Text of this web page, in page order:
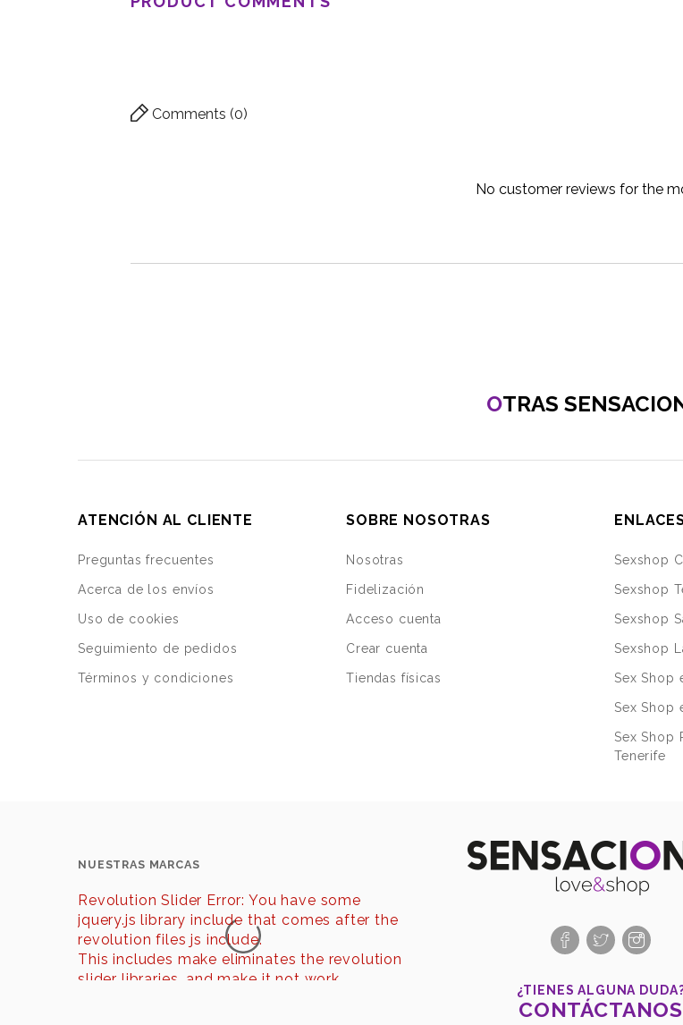
Comments (0)
No customer reviews for the
OTRAS
ATENCIÓN AL CLIENTE
Preguntas frecuentes
Acerca de los envíos
Uso de cookies
Seguimiento de pedidos
Términos y condiciones
SOBRE NOSOTRAS
Nosotras
Fidelización
Acceso cuenta
Crear cuenta
Tiendas físicas
Sexshop
Sexshop
Sexshop
Sexshop
Sex Shop
Sex Shop
Sex Shop
Tenerife
NUESTRAS MARCAS
Revolution Slider Error: You have some
jquery.js library include that comes after the
revolution files js include.
This includes make eliminates the revolution
slider libraries, and make it not work.
¿TIENES ALGUNA
CONTÁCTANOS